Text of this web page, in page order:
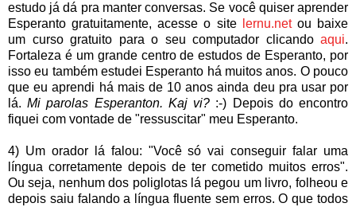
estudo já dá pra manter conversas. Se você quiser aprender
Esperanto gratuitamente, acesse o site
lernu.netou baixe
um curso gratuito para o seu computador clicando aqui.
Fortaleza é um grande centro de estudos de Esperanto, por
isso eu também estudei Esperanto há muitos anos. O pouco
que eu aprendi há mais de 10 anos ainda deu pra usar por
lá.Mi parolas Esperanton. Kaj vi? :-) Depois do encontro
fiquei com vontade de "ressuscitar" meu Esperanto.
4) Um orador lá falou: "Você só vai conseguir falar uma
língua corretamente depois de ter cometido muitos erros".
Ou seja, nenhum dos poliglotas lá pegou um livro, folheou e
depois saiu falando a língua fluente sem erros. O que todos